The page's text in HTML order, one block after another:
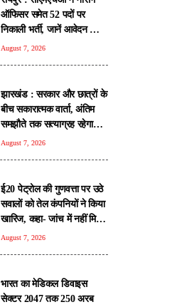
ऑफिसर समेत 52 पदों पर
निकाली भर्ती, जानें आवेदन की
सभी शर्तें
August 7, 2026
झारखंड : सरकार और छात्रों के
बीच सकारात्मक वार्ता, अंतिम
समझौते तक सत्याग्रह रहेगा
जारी
August 7, 2026
ई20 पेट्रोल की गुणवत्ता पर उठे
सवालों को तेल कंपनियों ने किया
खारिज, कहा- जांच में नहीं मिली
कोई गड़बड़ी
August 7, 2026
भारत का मेडिकल डिवाइस
सेक्टर 2047 तक 250 अरब